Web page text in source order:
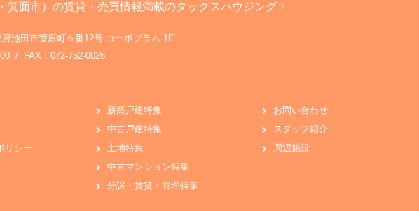
箕面市）の賃貸・売買情報満載のタックスハウジング！
池田市菅原町６番12号 コーポプラム 1F
/ FAX：072-752-0026
リシー
新築戸建特集
中古戸建特集
土地特集
中古マンション特集
分譲・賃貸・管理特集
お問い合わせ
スタッフ紹介
周辺施設